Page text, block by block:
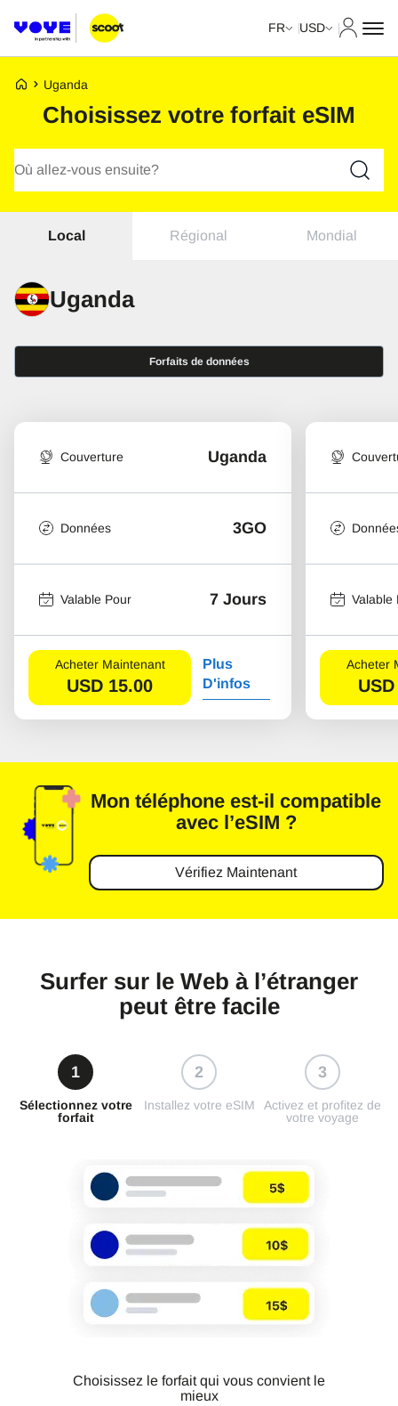
FR USD
Page d’accueil de Voye
Uganda
Choisissez votre forfait eSIM
Local Régional Mondial
Uganda
Forfaits de données
Couverture Uganda
Données 3GO
Valable Pour 7 Jours
Acheter Maintenant
USD 15.00
Plus
D'infos
Valable
Acheter
USD
Mon téléphoneest-il compatible
avec l’eSIM ?
Vérifiez Maintenant
Surfer sur le Web à l’étranger
peut être facile
1
Sélectionnez votre
forfait
2
Installez votre eSIM
3
Activez et profitez de
votre voyage
Choisissez le forfait qui vous convient le
mieux